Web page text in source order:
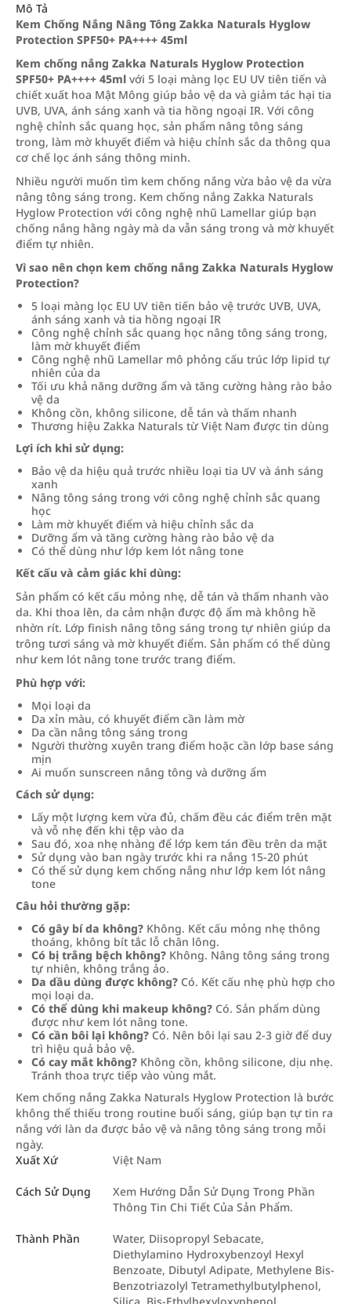
Mô Tả
Kem Chống Nắng Nâng Tông Zakka Naturals Hyglow
Protection SPF50+ PA++++ 45ml
Kem chống nắng Zakka Naturals Hyglow Protection
SPF50+ PA++++ 45ml với 5 loại màng lọc EU UV tiên tiến và
chiết xuất hoa Mật Mông giúp bảo vệ da và giảm tác hại tia
UVB, UVA, ánh sáng xanh và tia hồng ngoại IR. Với công
nghệ chỉnh sắc quang học, sản phẩm nâng tông sáng
trong, làm mờ khuyết điểm và hiệu chỉnh sắc da thông qua
cơ chế lọc ánh sáng thông minh.
Nhiều người muốn tìm kem chống nắng vừa bảo vệ da vừa
nâng tông sáng trong. Kem chống nắng Zakka Naturals
Hyglow Protection với công nghệ nhũ Lamellar giúp bạn
chống nắng hằng ngày mà da vẫn sáng trong và mờ khuyết
điểm tự nhiên.
Vì sao nên chọn kem chống nắng Zakka Naturals Hyglow
Protection?
5 loại màng lọc EU UV tiên tiến bảo vệ trước UVB, UVA,
ánh sáng xanh và tia hồng ngoại IR
Công nghệ chỉnh sắc quang học nâng tông sáng trong,
làm mờ khuyết điểm
Công nghệ nhũ Lamellar mô phỏng cấu trúc lớp lipid tự
nhiên của da
Tối ưu khả năng dưỡng ẩm và tăng cường hàng rào bảo
vệ da
Không cồn, không silicone, dễ tán và thấm nhanh
Thương hiệu Zakka Naturals từ Việt Nam được tin dùng
Lợi ích khi sử dụng:
Bảo vệ da hiệu quả trước nhiều loại tia UV và ánh sáng
xanh
Nâng tông sáng trong với công nghệ chỉnh sắc quang
học
Làm mờ khuyết điểm và hiệu chỉnh sắc da
Dưỡng ẩm và tăng cường hàng rào bảo vệ da
Có thể dùng như lớp kem lót nâng tone
Kết cấu và cảm giác khi dùng:
Sản phẩm có kết cấu mỏng nhẹ, dễ tán và thấm nhanh vào
da. Khi thoa lên, da cảm nhận được độ ẩm mà không hề
nhờn rít. Lớp finish nâng tông sáng trong tự nhiên giúp da
trông tươi sáng và mờ khuyết điểm. Sản phẩm có thể dùng
như kem lót nâng tone trước trang điểm.
Phù hợp với:
Mọi loại da
Da xỉn màu, có khuyết điểm cần làm mờ
Da cần nâng tông sáng trong
Người thường xuyên trang điểm hoặc cần lớp base sáng
mịn
Ai muốn sunscreen nâng tông và dưỡng ẩm
Cách sử dụng:
Lấy một lượng kem vừa đủ, chấm đều các điểm trên mặt
và vỗ nhẹ đến khi tệp vào da
Sau đó, xoa nhẹ nhàng để lớp kem tán đều trên da mặt
Sử dụng vào ban ngày trước khi ra nắng 15-20 phút
Có thể sử dụng kem chống nắng như lớp kem lót nâng
tone
Câu hỏi thường gặp:
Có gây bí da không? Không. Kết cấu mỏng nhẹ thông
thoáng, không bít tắc lỗ chân lông.
Có bị trắng bệch không? Không. Nâng tông sáng trong
tự nhiên, không trắng ảo.
Da dầu dùng được không? Có. Kết cấu nhẹ phù hợp cho
mọi loại da.
Có thể dùng khi makeup không? Có. Sản phẩm dùng
được như kem lót nâng tone.
Có cần bôi lại không? Có. Nên bôi lại sau 2-3 giờ để duy
trì hiệu quả bảo vệ.
Có cay mắt không? Không cồn, không silicone, dịu nhẹ.
Tránh thoa trực tiếp vào vùng mắt.
Kem chống nắng Zakka Naturals Hyglow Protection là bước
không thể thiếu trong routine buổi sáng, giúp bạn tự tin ra
nắng với làn da được bảo vệ và nâng tông sáng trong mỗi
ngày.
Xuất Xứ
Việt Nam
Cách Sử Dụng
Xem Hướng Dẫn Sử Dụng Trong Phần
Thông Tin Chi Tiết Của Sản Phẩm.
Thành Phần
Water, Diisopropyl Sebacate,
Diethylamino Hydroxybenzoyl Hexyl
Benzoate, Dibutyl Adipate, Methylene Bis-
Benzotriazolyl Tetramethylbutylphenol,